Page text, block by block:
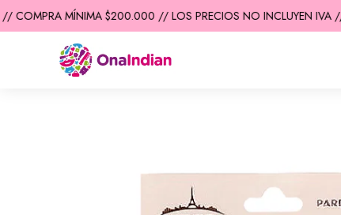
MÍNIMA $200.000 // LOS PRECIOS NO INCLUYEN IVA //